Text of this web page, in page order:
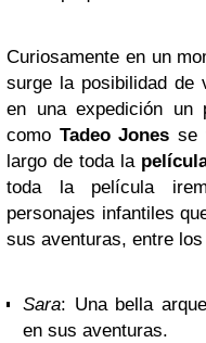
Curiosamente en un
surge la posibilidad de
en una expedición un
como Tadeo Jones se
largo de toda la
toda la película
personajes infantiles
sus aventuras, entre
Sara: Una bella
en sus aventuras.